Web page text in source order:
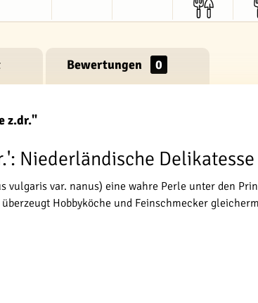
Bewertungen 0
z.dr."
Niederländische
vulgaris var. nanus) eine wahre Perle unter den
Hobbyköche und Feinschmecker